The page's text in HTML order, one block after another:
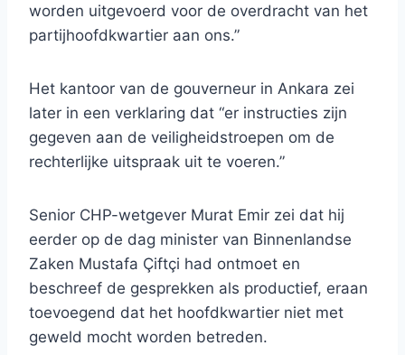
worden uitgevoerd voor de overdracht van het
partijhoofdkwartier aan ons.”
Het kantoor van de gouverneur in Ankara zei
later in een verklaring dat “er instructies zijn
gegeven aan de veiligheidstroepen om de
rechterlijke uitspraak uit te voeren.”
Senior CHP-wetgever Murat Emir zei dat hij
eerder op de dag minister van Binnenlandse
Zaken Mustafa Çiftçi had ontmoet en
beschreef de gesprekken als productief, eraan
toevoegend dat het hoofdkwartier niet met
geweld mocht worden betreden.